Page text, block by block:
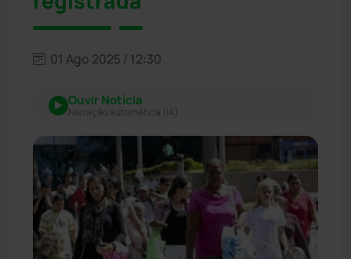
01 Ago 2025 / 12:30
Ouvir Notícia
Narração automática (IA)